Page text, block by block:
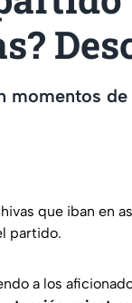
momentos de
que iban en
partido.
a los